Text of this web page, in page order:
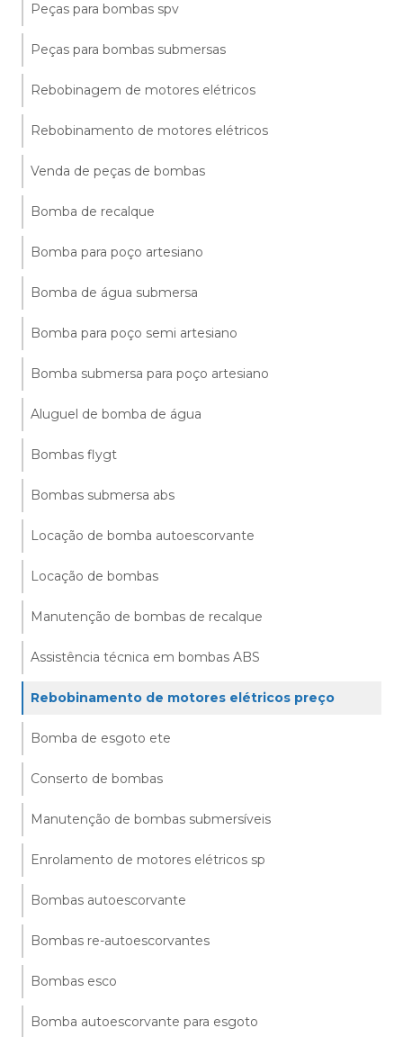
Peças para bombas spv
Peças para bombas submersas
Rebobinagem de motores elétricos
Rebobinamento de motores elétricos
Venda de peças de bombas
Bomba de recalque
Bomba para poço artesiano
Bomba de água submersa
Bomba para poço semi artesiano
Bomba submersa para poço artesiano
Aluguel de bomba de água
Bombas flygt
Bombas submersa abs
Locação de bomba autoescorvante
Locação de bombas
Manutenção de bombas de recalque
Assistência técnica em bombas ABS
Rebobinamento de motores elétricos preço
Bomba de esgoto ete
Conserto de bombas
Manutenção de bombas submersíveis
Enrolamento de motores elétricos sp
Bombas autoescorvante
Bombas re-autoescorvantes
Bombas esco
Bomba autoescorvante para esgoto